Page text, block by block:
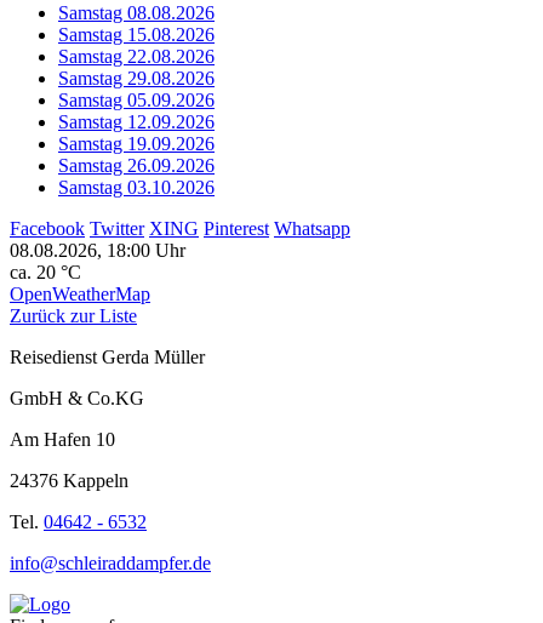
Samstag 08.08.2026
Samstag 15.08.2026
Samstag 22.08.2026
Samstag 29.08.2026
Samstag 05.09.2026
Samstag 12.09.2026
Samstag 19.09.2026
Samstag 26.09.2026
Samstag 03.10.2026
Facebook Twitter XING Pinterest Whatsapp
08.08.2026, 18:00 Uhr
ca. 20 °C
OpenWeatherMap
Zurück zur Liste
Reisedienst Gerda Müller
GmbH & Co.KG
Am Hafen 10
24376 Kappeln
Tel. 04642 - 6532
info@schleiraddampfer.de